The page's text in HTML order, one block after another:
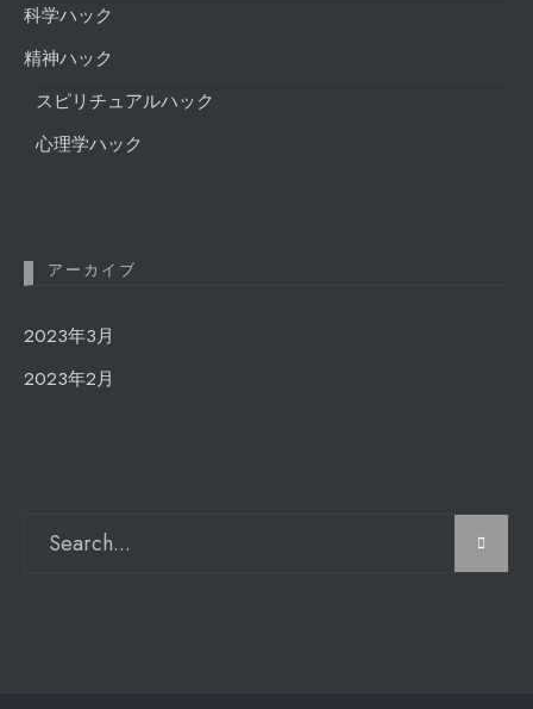
科学ハック
精神ハック
スピリチュアルハック
心理学ハック
アーカイブ
2023年3月
2023年2月